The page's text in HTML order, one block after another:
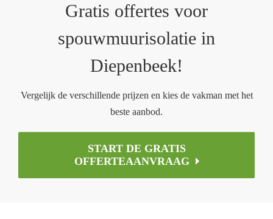
Gratis offertes voor
spouwmuurisolatie in
Diepenbeek!
Vergelijk de verschillende prijzen en kies de vakman met het
beste aanbod.
START DE GRATIS
OFFERTEAANVRAAG